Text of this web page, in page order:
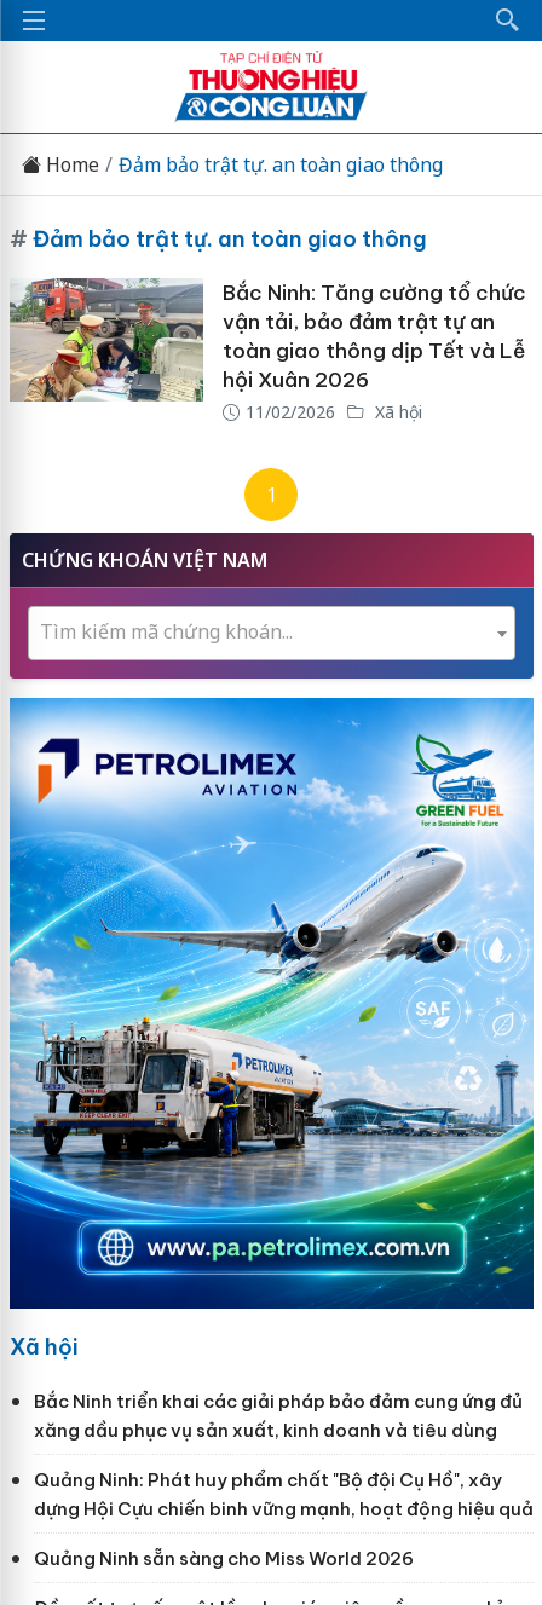
Home Đảm bảo trật tự. an toàn giao thông
# Đảm bảo trật tự. an toàn giao thông
Bắc Ninh: Tăng cường tổ chức
vận tải, bảo đảm trật tự an
toàn giao thông dịp Tết và Lễ
hội Xuân 2026
11/02/2026 Xã hội
1
CHỨNG KHOÁN VIỆT NAM
Tìm kiếm mã chứng khoán...
Xã hội
Bắc Ninh triển khai các giải pháp bảo đảm cung ứng đủ
xăng dầu phục vụ sản xuất, kinh doanh và tiêu dùng
Quảng Ninh: Phát huy phẩm chất "Bộ đội Cụ Hồ", xây
dựng Hội Cựu chiến binh vững mạnh, hoạt động hiệu quả
Quảng Ninh sẵn sàng cho Miss World 2026